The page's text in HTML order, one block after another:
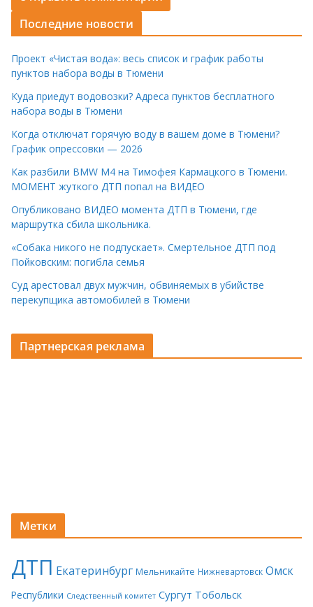
Последние новости
Проект «Чистая вода»: весь список и график работы
пунктов набора воды в Тюмени
Куда приедут водовозки? Адреса пунктов бесплатного
набора воды в Тюмени
Когда отключат горячую воду в вашем доме в Тюмени?
График опрессовки — 2026
Как разбили BMW M4 на Тимофея Кармацкого в Тюмени.
МОМЕНТ жуткого ДТП попал на ВИДЕО
Опубликовано ВИДЕО момента ДТП в Тюмени, где
маршрутка сбила школьника.
«Собака никого не подпускает». Смертельное ДТП под
Пойковским: погибла семья
Суд арестовал двух мужчин, обвиняемых в убийстве
перекупщика автомобилей в Тюмени
Партнерская реклама
Метки
ДТП Екатеринбург Мельникайте Нижневартовск Омск
Республики Следственный комитет Сургут Тобольск